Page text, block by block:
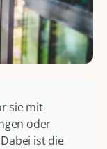
sie mit
oder
ist die